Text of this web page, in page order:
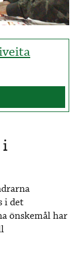
i
i det
önskemål har